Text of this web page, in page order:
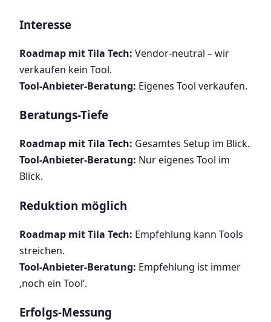
Interesse
Roadmap mit Tila Tech: Vendor-neutral – wir
verkaufen kein Tool.
Tool-Anbieter-Beratung: Eigenes Tool verkaufen.
Beratungs-Tiefe
Roadmap mit Tila Tech: Gesamtes Setup im Blick.
Tool-Anbieter-Beratung: Nur eigenes Tool im
Blick.
Reduktion möglich
Roadmap mit Tila Tech: Empfehlung kann Tools
streichen.
Tool-Anbieter-Beratung: Empfehlung ist immer
‚noch ein Tool‘.
Erfolgs-Messung